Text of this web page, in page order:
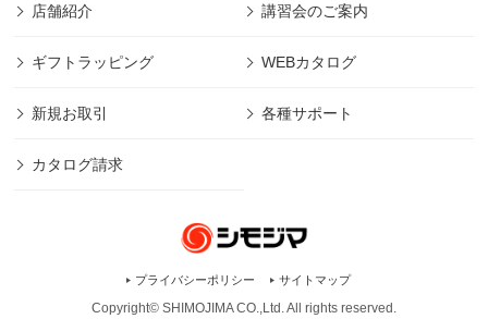
店舗紹介 講習会のご案内
ギフトラッピング WEBカタログ
新規お取引 各種サポート
カタログ請求
プライバシーポリシー サイトマップ
Copyright© SHIMOJIMA CO.,Ltd. All rights reserved.